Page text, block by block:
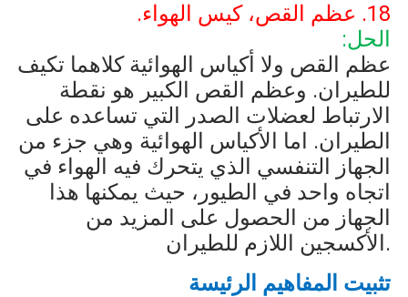
18. عظم القص، كيس الهواء.
الحل:
عظم القص ولا أكياس الهوائية كلاهما تكيف
للطيران. وعظم القص الكبير هو نقطة
الارتباط لعضلات الصدر التي تساعده على
‏الطيران. اما الأكياس الهوائية وهي جزء من
الجهاز التنفسي الذي يتحرك فيه الهواء في
اتجاه واحد في الطيور، حيث يمكنها هذا
الجهاز ‏من الحصول على المزيد من
الأكسجين اللازم للطيران .
تثبيت المفاهيم الرئيسة